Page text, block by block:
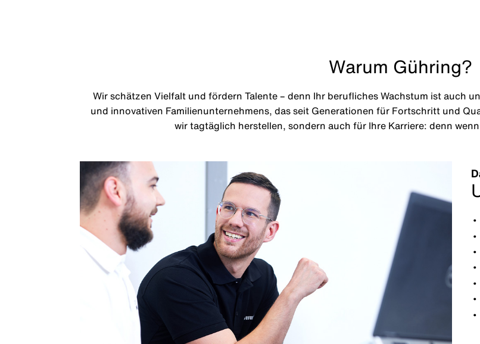
Warum Gühring?
Wir schätzen Vielfalt und fördern Talente – denn Ihr berufliches Wachstum ist auch
und innovativen Familienunternehmens, das seit Generationen für Fortschritt und
wir tagtäglich herstellen, sondern auch für Ihre Karriere: denn